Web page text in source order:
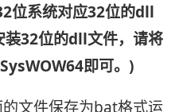
位系统对应32位的dll
装32位的dll文件，请将
即可。)
文件保存为bat格式运